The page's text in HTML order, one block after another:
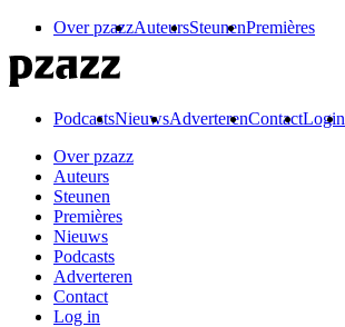
Over pzazzAuteursSteunenPremières
PodcastsNieuwsAdverterenContactLogin
Over pzazz
Auteurs
Steunen
Premières
Nieuws
Podcasts
Adverteren
Contact
Log in